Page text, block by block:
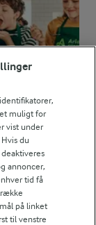
og
noget?
muligt for
vist under
du
annoncer,
tid få
på linket
til venstre